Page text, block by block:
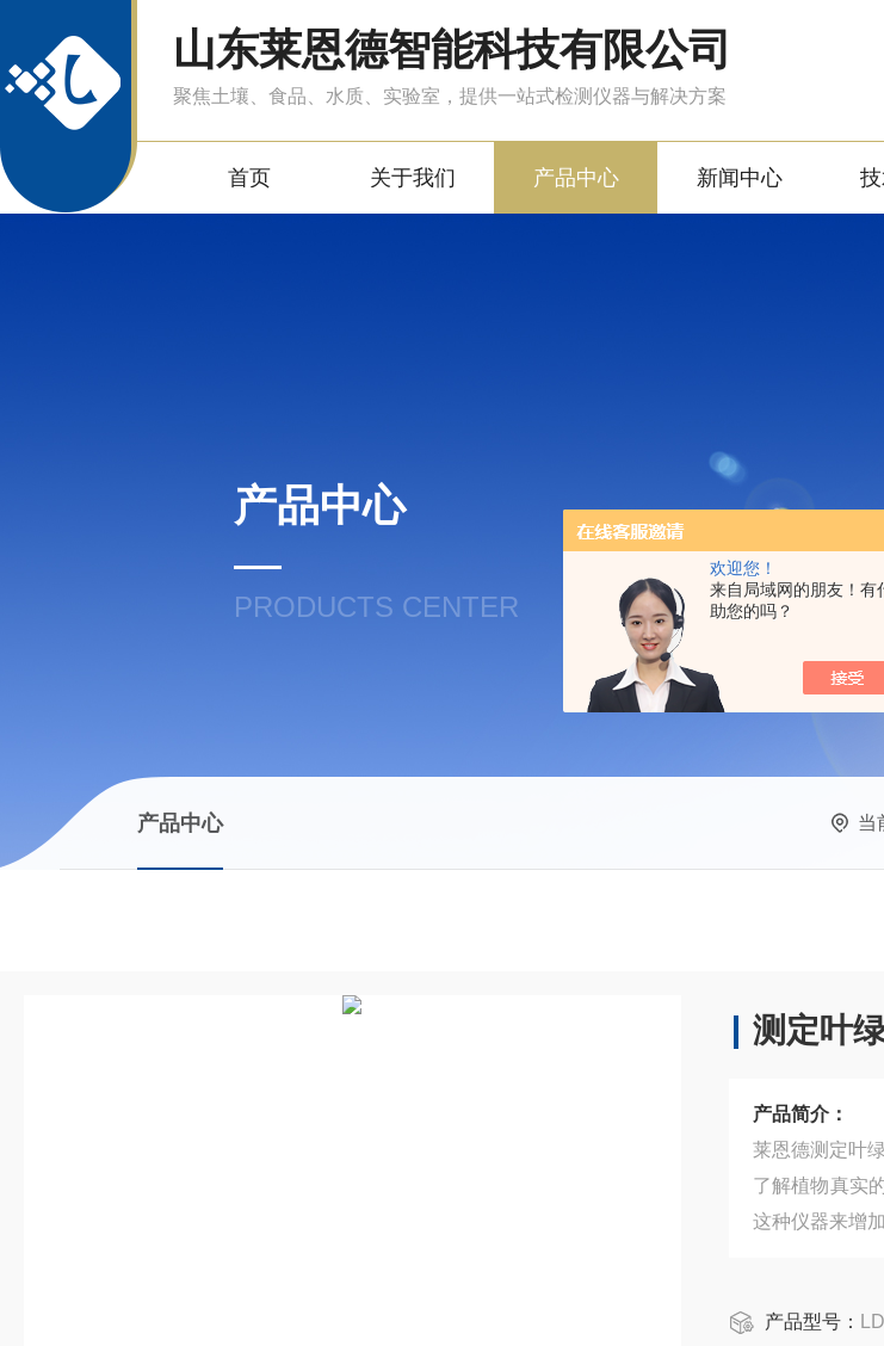
欢迎您！
来自局域网的朋友！有
助您的吗？
山东莱恩德智能科技有限公司
聚焦土壤、食品、水质、实验室，提供一站式检测仪器与解决方案
首页 关于我们 产品中心 新闻中心
产品中心
PRODUCTS CENTER
产品中心 当
测定叶
产品简介：
莱恩德测定叶
了解植物真实
这种仪器来增
产品型号：